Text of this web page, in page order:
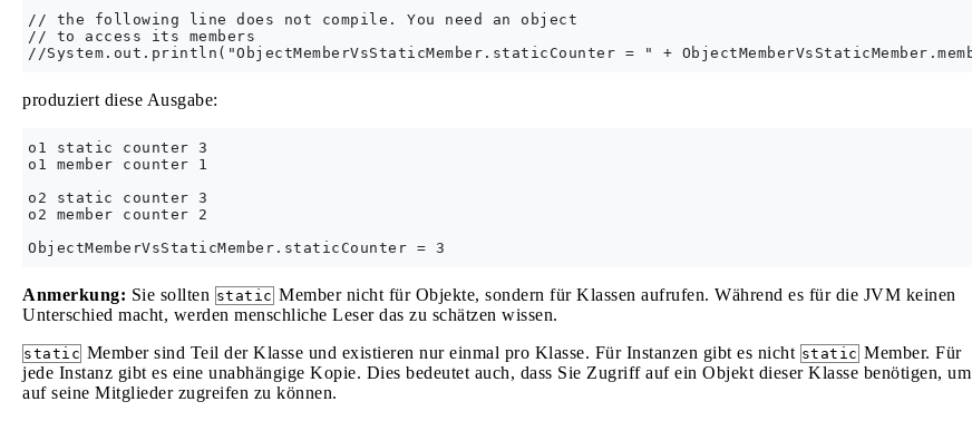
// the following line does not compile. You need an object
// to access its members
produziert diese Ausgabe:
o1 static counter 3
o1 member counter 1
o2 static counter 3
o2 member counter 2
Anmerkung: Sie sollten static Member nicht für Objekte, sondern für Klassen aufrufen. Während es für die JVM keinen
Unterschied macht, werden menschliche Leser das zu schätzen wissen.
static Member sind Teil der Klasse und existieren nur einmal pro Klasse. Für Instanzen gibt es nicht static Member. Für
jede Instanz gibt es eine unabhängige Kopie. Dies bedeutet auch, dass Sie Zugriff auf ein Objekt dieser Klasse benötigen, um
auf seine Mitglieder zugreifen zu können.